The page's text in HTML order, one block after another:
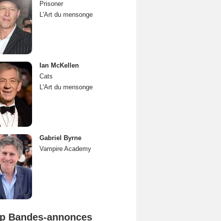
Prisoner
L'Art du mensonge
Ian McKellen
Cats
L'Art du mensonge
Gabriel Byrne
Vampire Academy
Bandes-annonces